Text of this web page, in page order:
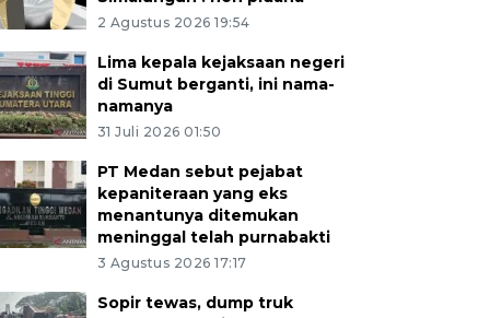
2 Agustus 2026 19:54
Lima kepala kejaksaan negeri
di Sumut berganti, ini nama-
namanya
31 Juli 2026 01:50
PT Medan sebut pejabat
kepaniteraan yang eks
menantunya ditemukan
meninggal telah purnabakti
3 Agustus 2026 17:17
Sopir tewas, dump truk